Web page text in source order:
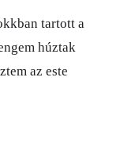
tartott a
húztak
az este